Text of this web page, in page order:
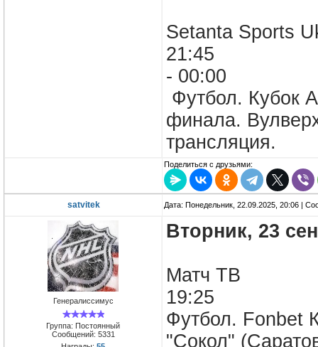
Setanta Sports
21:45
- 00:00
Футбол. Кубок
финала.
трансляция.
Поделиться с друзьями:
satvitek Дата: Понедельник, 22.09.2025, 20:06 |
Генералиссимус
Группа: Постоянный
Сообщений: 5331
Вторник, 23
Матч ТВ
19:25
Футбол. Fonbet
"Сокол"